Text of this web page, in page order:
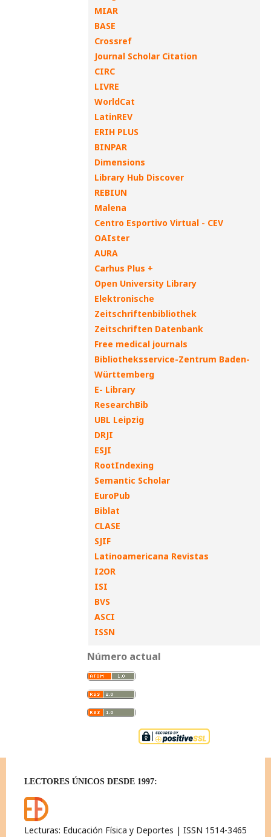
MIAR
BASE
Crossref
Journal Scholar Citation
CIRC
LIVRE
WorldCat
LatinREV
ERIH PLUS
BINPAR
Dimensions
Library Hub Discover
REBIUN
Malena
Centro Esportivo Virtual - CEV
OAIster
AURA
Carhus Plus +
Open University Library
Elektronische
Zeitschriftenbibliothek
Zeitschriften Datenbank
Free medical journals
Bibliotheksservice-Zentrum Baden-
Württemberg
E- Library
ResearchBib
UBL Leipzig
DRJI
ESJI
RootIndexing
Semantic Scholar
EuroPub
Biblat
CLASE
SJIF
Latinoamericana Revistas
I2OR
ISI
BVS
ASCI
ISSN
Número actual
LECTORES ÚNICOS DESDE 1997:
Lecturas: Educación Física y Deportes | ISSN 1514-3465